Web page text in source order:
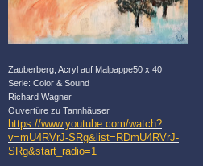
Zauberberg, Acryl auf Malpappe50 x 40
Serie: Color & Sound
Richard Wagner
Ouvertüre zu Tannhäuser
https://www.youtube.com/watch?
v=mU4RVrJ-SRg&list=RDmU4RVrJ-
SRg&start_radio=1